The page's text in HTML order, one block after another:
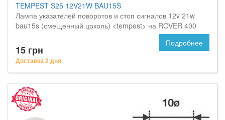
TEMPEST S25 12V21W BAU15S
Лампа указателей поворотов и стоп сигналов 12v 21w
bau15s (смещенный цоколь) <tempest> на ROVER 400
15 грн
Доставка 2 дня
Подробнее